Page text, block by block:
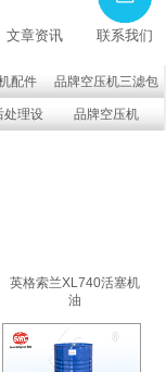
联系我们
文章资讯
配件 品牌空压机三滤包
处理设 品牌空压机
英格索兰XL740活塞机
油